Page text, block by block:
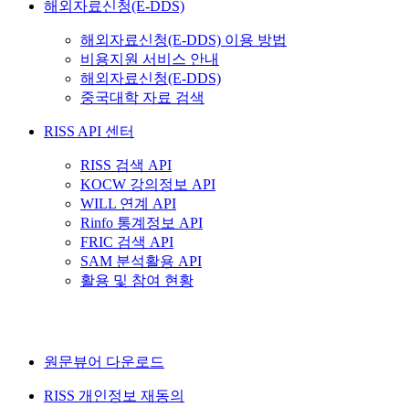
해외자료신청(E-DDS)
해외자료신청(E-DDS) 이용 방법
비용지원 서비스 안내
해외자료신청(E-DDS)
중국대학 자료 검색
RISS API 센터
RISS 검색 API
KOCW 강의정보 API
WILL 연계 API
Rinfo 통계정보 API
FRIC 검색 API
SAM 분석활용 API
활용 및 참여 현황
원문뷰어 다운로드
RISS 개인정보 재동의